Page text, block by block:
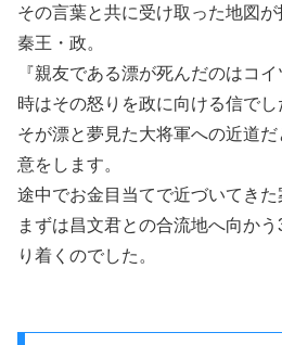
その言葉と共に受け取った地図
秦王・政。
『親友である漂が死んだのはコ
時はその怒りを政に向ける信で
そが漂と夢見た大将軍への近道
意をします。
途中でお金目当てで近づいてき
まずは昌文君との合流地へ向か
り着くのでした。